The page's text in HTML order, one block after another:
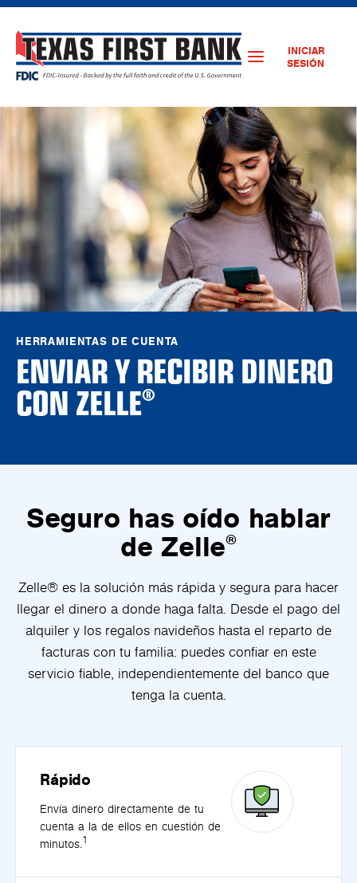
INICIAR
SESIÓN
HERRAMIENTAS DE CUENTA
ENVIAR Y RECIBIR DINERO
CON ZELLE®
Seguro has oído hablar
de Zelle®
Zelle® es la solución más rápida y segura para hacer
llegar el dinero a donde haga falta. Desde el pago del
alquiler y los regalos navideños hasta el reparto de
facturas con tu familia: puedes confiar en este
servicio fiable, independientemente del banco que
tenga la cuenta.
Rápido
Envía dinero directamente de tu
cuenta a la de ellos en cuestión de
minutos.1